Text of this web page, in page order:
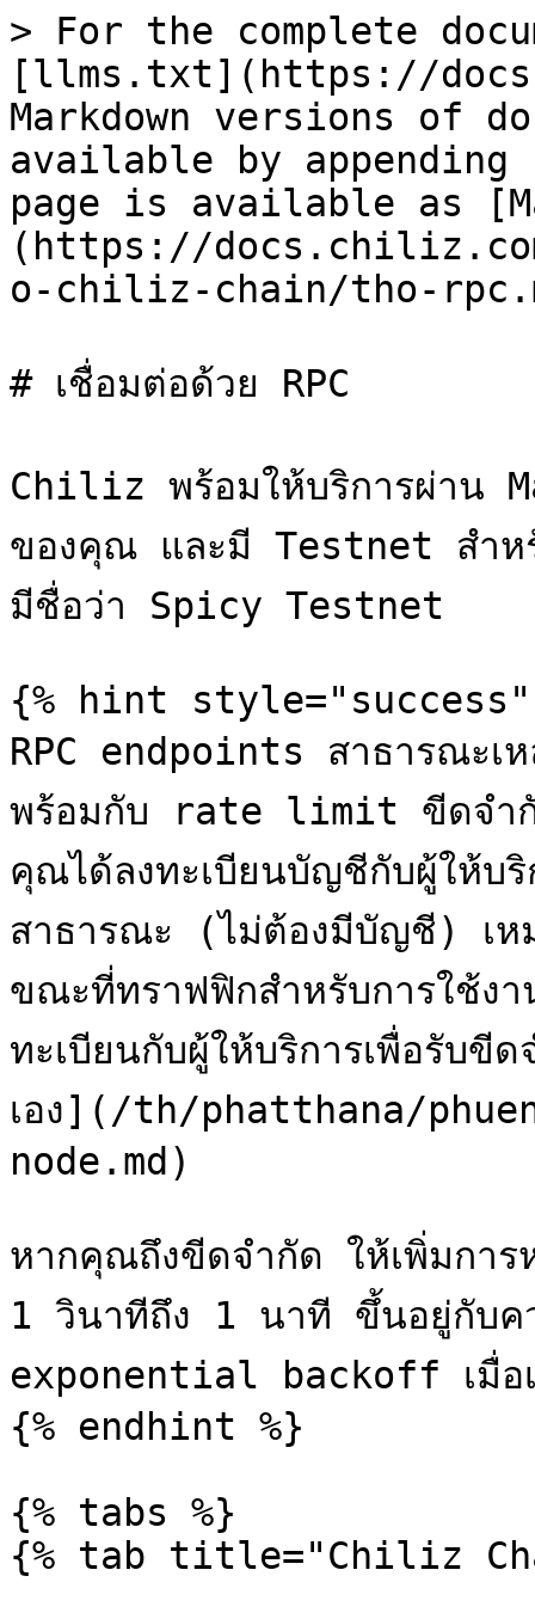
> For the complete
[llms.txt](https://
Markdown versions of
available by
page is available as
(https://
o-chiliz-chain/tho-
# เชื่อมต่อด้วย RPC
Chiliz พร้อมให้บริการผ่าน
ของคุณ และมี Testnet สำ
มีชื่อว่า Spicy Testnet
{% hint style="success"
RPC endpoints สาธารณะเ
พร้อมกับ rate limit ขีดจำกัด
คุณได้ลงทะเบียนบัญชีกับผู้ให้
สาธารณะ (ไม่ต้องมีบัญชี) เห
ขณะที่ทราฟฟิกสำหรับการใช้งา
ทะเบียนกับผู้ให้บริการเพื่อรับ
เอง](/th/phatthana/
node.md)
หากคุณถึงขีดจำกัด ให้เพิ่มกา
1 วินาทีถึง 1 นาที ขึ้นอยู่กับค
exponential backoff เมื่อเ
{% endhint %}
{% tabs %}
{% tab title="Chiliz